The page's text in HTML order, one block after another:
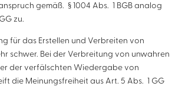
gemäß. § 1004 Abs. 1 BGB analog
zu.
für das Erstellen und Verbreiten von
schwer. Bei der Verbreitung von unwahren
der verfälschten Wiedergabe von
die Meinungsfreiheit aus Art. 5 Abs. 1 GG